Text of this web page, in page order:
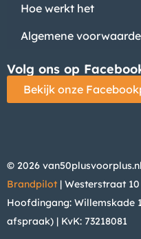
Hoe werkt het
Algemene
Volg ons op
Bekijk onze
© 2026
Brandpilot | Westerstraat
Hoofdingang: Willemskade
afspraak) | KvK: 73218081